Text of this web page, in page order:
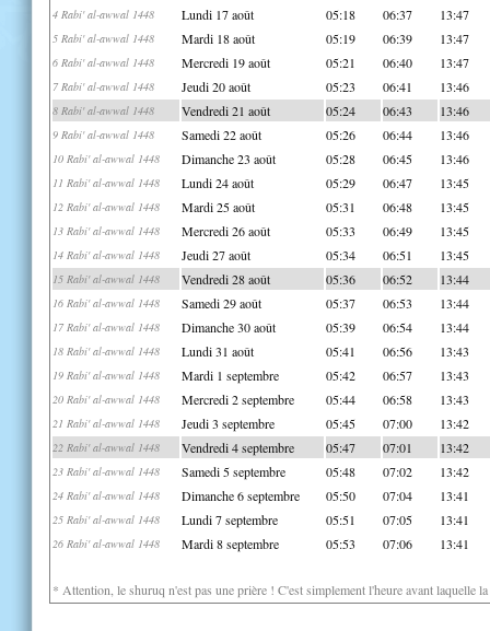
4 Rabi' al-awwal 1448 Lundi 17 août 05:18 06:37 13:47
5 Rabi' al-awwal 1448 Mardi 18 août 05:19 06:39 13:47
6 Rabi' al-awwal 1448 Mercredi 19 août 05:21 06:40 13:47
7 Rabi' al-awwal 1448 Jeudi 20 août 05:23 06:41 13:46
8 Rabi' al-awwal 1448 Vendredi 21 août 05:24 06:43 13:46
9 Rabi' al-awwal 1448 Samedi 22 août 05:26 06:44 13:46
10 Rabi' al-awwal 1448 Dimanche 23 août 05:28 06:45 13:46
11 Rabi' al-awwal 1448 Lundi 24 août 05:29 06:47 13:45
12 Rabi' al-awwal 1448 Mardi 25 août 05:31 06:48 13:45
13 Rabi' al-awwal 1448 Mercredi 26 août 05:33 06:49 13:45
14 Rabi' al-awwal 1448 Jeudi 27 août 05:34 06:51 13:45
15 Rabi' al-awwal 1448 Vendredi 28 août 05:36 06:52 13:44
16 Rabi' al-awwal 1448 Samedi 29 août 05:37 06:53 13:44
17 Rabi' al-awwal 1448 Dimanche 30 août 05:39 06:54 13:44
18 Rabi' al-awwal 1448 Lundi 31 août 05:41 06:56 13:43
19 Rabi' al-awwal 1448 Mardi 1 septembre 05:42 06:57 13:43
20 Rabi' al-awwal 1448 Mercredi 2 septembre 05:44 06:58 13:43
21 Rabi' al-awwal 1448 Jeudi 3 septembre 05:45 07:00 13:42
22 Rabi' al-awwal 1448 Vendredi 4 septembre 05:47 07:01 13:42
23 Rabi' al-awwal 1448 Samedi 5 septembre 05:48 07:02 13:42
24 Rabi' al-awwal 1448 Dimanche 6 septembre 05:50 07:04 13:41
25 Rabi' al-awwal 1448 Lundi 7 septembre 05:51 07:05 13:41
26 Rabi' al-awwal 1448 Mardi 8 septembre 05:53 07:06 13:41
* Attention, le shuruq n'est pas une prière ! C'est simplement l'heure avant laquelle